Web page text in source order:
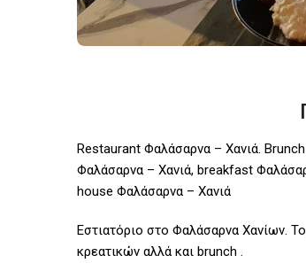
Restaurant Φαλάσαρνα – Χανιά.
Φαλάσαρνα – Χανιά, breakfast
house Φαλάσαρνα – Χανιά
Εστιατόριο στο Φαλάσαρνα Χανίων.
κρεατικών αλλά και brunch .